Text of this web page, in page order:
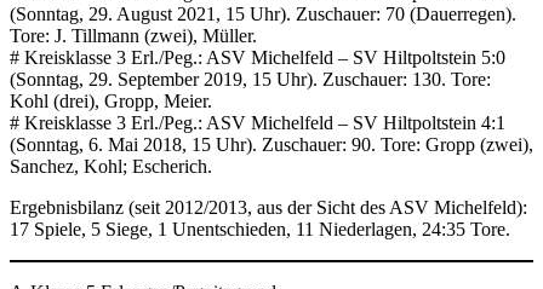
(Sonntag, 29. August 2021, 15 Uhr). Zuschauer: 70 (Dauerregen).
Tore: J. Tillmann (zwei), Müller.
# Kreisklasse 3 Erl./Peg.: ASV Michelfeld – SV Hiltpoltstein 5:0
(Sonntag, 29. September 2019, 15 Uhr). Zuschauer: 130. Tore:
Kohl (drei), Gropp, Meier.
# Kreisklasse 3 Erl./Peg.: ASV Michelfeld – SV Hiltpoltstein 4:1
(Sonntag, 6. Mai 2018, 15 Uhr). Zuschauer: 90. Tore: Gropp (zwei),
Sanchez, Kohl; Escherich.
Ergebnisbilanz (seit 2012/2013, aus der Sicht des ASV Michelfeld):
17 Spiele, 5 Siege, 1 Unentschieden, 11 Niederlagen, 24:35 Tore.